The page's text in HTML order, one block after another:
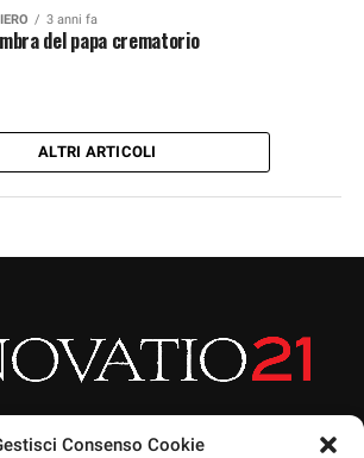
Consenso Cookie
3 anni fa
del papa crematorio
ALTRI ARTICOLI